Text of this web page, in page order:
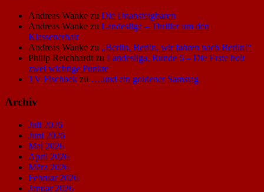
Andreas Wanke zu Die Unabsteigbaren
Andreas Wanke zu Landesliga – Thriller um den
Klassenerhalt
Andreas Wanke zu „Berlin, Berlin, wir fahren nach Berlin!“
Philip Reichhardt zu Landesliga, Runde 6 – Die Erste holt
zwei wichtige Punkte
TV Fischbek zu ….und ein goldener Samstag
Archiv
Juli 2026
Juni 2026
Mai 2026
April 2026
März 2026
Februar 2026
Januar 2026